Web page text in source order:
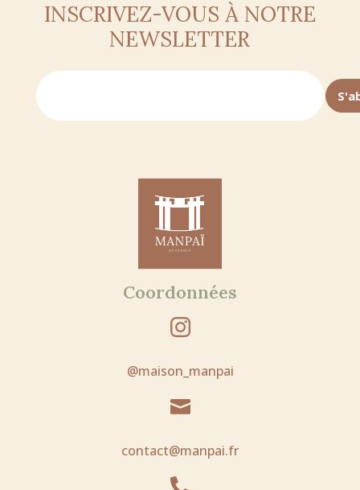
INSCRIVEZ-VOUS À NOTRE
NEWSLETTER
Coordonnées
@maison_manpai

contact@manpai.fr